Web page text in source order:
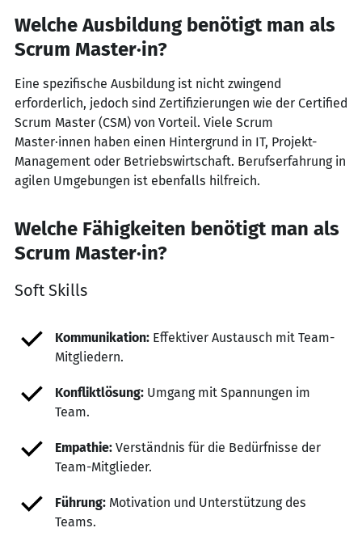
Welche Ausbildung benötigt man als
Scrum Master·in?
Eine spezifische Ausbildung ist nicht zwingend
erforderlich, jedoch sind Zertifizierungen wie der Certified
Scrum Master (CSM) von Vorteil. Viele Scrum
Master·innen haben einen Hintergrund in IT, Projekt-
Management oder Betriebswirtschaft. Berufserfahrung in
agilen Umgebungen ist ebenfalls hilfreich.
Welche Fähigkeiten benötigt man als
Scrum Master·in?
Soft Skills
Kommunikation: Effektiver Austausch mit Team-
Mitgliedern.
Konfliktlösung: Umgang mit Spannungen im
Team.
Empathie: Verständnis für die Bedürfnisse der
Team-Mitglieder.
Führung: Motivation und Unterstützung des
Teams.